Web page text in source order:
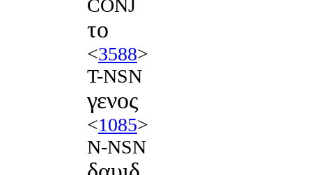
CONJ
το
<3588>
T-NSN
γενος
<1085>
N-NSN